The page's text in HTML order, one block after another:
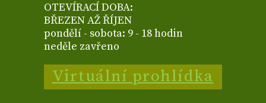
OTEVÍRACÍ DOBA:
BŘEZEN AŽ ŘÍJEN
pondělí - sobota: 9 - 18 hodin
neděle zavřeno
Virtuální prohlídka